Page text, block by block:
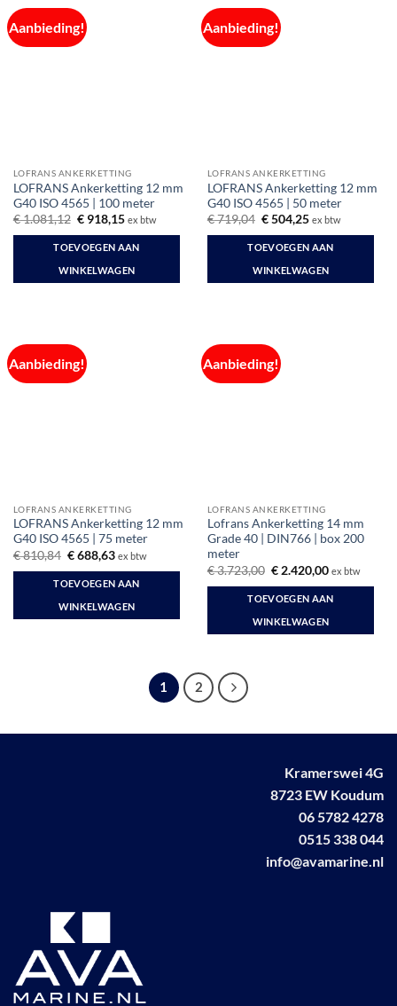
Aanbieding!
LOFRANS ANKERKETTING
LOFRANS Ankerketting 12 mm
G40 ISO 4565 | 100 meter
€1.081,12 Oorspronkelijke
was:
€ 1.081,12.
€918,15Huidige
is:
€ 918,15.
ex btw
TOEVOEGEN AAN
WINKELWAGEN
Aanbieding!
LOFRANS ANKERKETTING
LOFRANS Ankerketting 12 mm
G40 ISO 4565 | 50 meter
€719,04 Oorspronkelijke
was:
€ 719,04.
€504,25Huidige
is:
€ 504,25.
ex btw
TOEVOEGEN AAN
WINKELWAGEN
Aanbieding!
LOFRANS ANKERKETTING
LOFRANS Ankerketting 12 mm
G40 ISO 4565 | 75 meter
€810,84 Oorspronkelijke
was:
€ 810,84.
€688,63Huidige
is:
€ 688,63.
ex btw
TOEVOEGEN AAN
WINKELWAGEN
Aanbieding!
LOFRANS ANKERKETTING
Lofrans Ankerketting 14 mm
Grade 40 | DIN766 | box 200
meter
€3.723,00 Oorspronkelijke
was:
€ 3.723,00.
€2.420,00Huidige
is:
€ 2.420,00.
ex btw
TOEVOEGEN AAN
WINKELWAGEN
1 2
Kramerswei 4G
8723 EW Koudum
06 5782 4278
0515 338 044
info@avamarine.nl